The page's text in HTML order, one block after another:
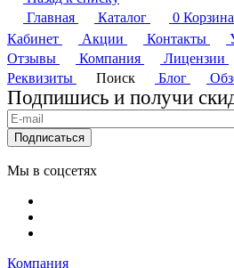
Главная
Каталог 0 Корзина
Кабинет
Акции Контакты
Отзывы
Компания Лицензии
Реквизиты
Поиск Блог
Подпишись и получи
Подписаться
Мы в соцсетях
Компания